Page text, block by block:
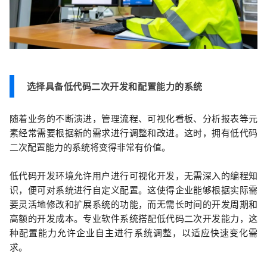
选择具备低代码二次开发和配置能力的系统
随着业务的不断演进，管理流程、可视化看板、分析报表等元
素经常需要根据新的需求进行调整和改进。这时，拥有低代码
二次配置能力的系统将变得非常有价值。
低代码开发环境允许用户进行可视化开发，无需深入的编程知
识，便可对系统进行自定义配置。这使得企业能够根据实际需
要灵活地修改和扩展系统的功能，而无需长时间的开发周期和
高额的开发成本。专业软件系统搭配低代码二次开发能力，这
种配置能力允许企业自主进行系统调整，以适应快速变化需
求。